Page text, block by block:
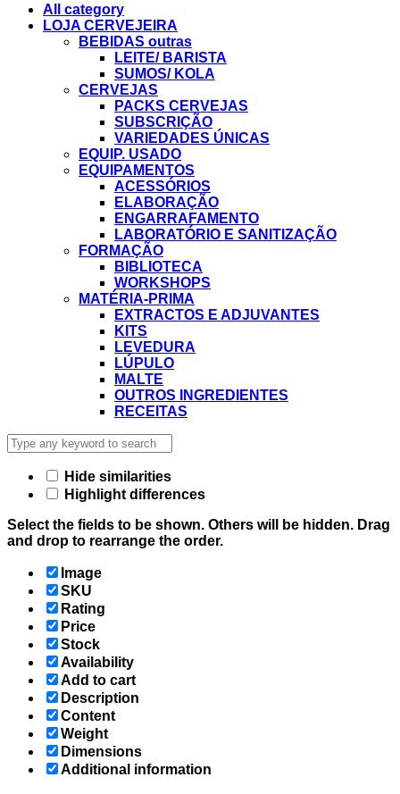
All category
LOJA CERVEJEIRA
BEBIDAS outras
LEITE/ BARISTA
SUMOS/ KOLA
CERVEJAS
PACKS CERVEJAS
SUBSCRIÇÃO
VARIEDADES ÚNICAS
EQUIP. USADO
EQUIPAMENTOS
ACESSÓRIOS
ELABORAÇÃO
ENGARRAFAMENTO
LABORATÓRIO E SANITIZAÇÃO
FORMAÇÃO
BIBLIOTECA
WORKSHOPS
MATÉRIA-PRIMA
EXTRACTOS E ADJUVANTES
KITS
LEVEDURA
LÚPULO
MALTE
OUTROS INGREDIENTES
RECEITAS
Hide similarities
Highlight differences
Select the fields to be shown. Others will be hidden. Drag
and drop to rearrange the order.
Image
SKU
Rating
Price
Stock
Availability
Add to cart
Description
Content
Weight
Dimensions
Additional information